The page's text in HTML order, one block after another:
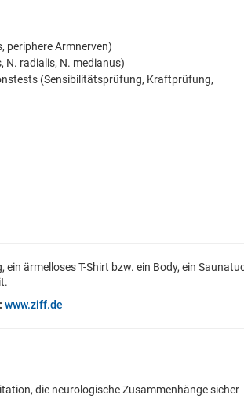
periphere Armnerven)
N. radialis, N. medianus)
(Sensibilitätsprüfung, Kraftprüfung,
ärmelloses T-Shirt bzw. ein Body, ein
: www.ziff.de
die neurologische Zusammenhänge sicher